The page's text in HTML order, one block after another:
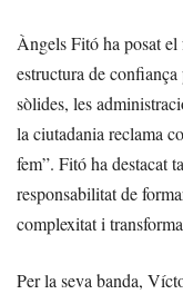
Àngels Fitó ha posat el
estructura de confiança
sòlides, les
la ciutadania reclama
fem”. Fitó ha destacat
responsabilitat de
complexitat i
Per la seva banda,